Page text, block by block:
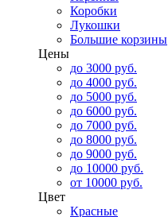
Коробки
Лукошки
Большие корзины
Цены
до 3000 руб.
до 4000 руб.
до 5000 руб.
до 6000 руб.
до 7000 руб.
до 8000 руб.
до 9000 руб.
до 10000 руб.
от 10000 руб.
Цвет
Красные